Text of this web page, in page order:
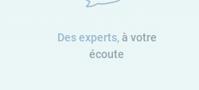
Des experts, à votre
écoute